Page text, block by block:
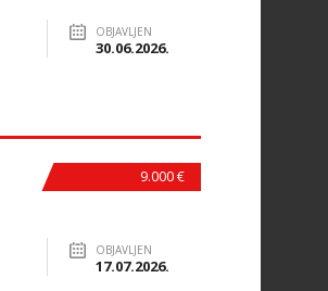
OBJAVLJEN
30.06.2026.
9.000 €
OBJAVLJEN
17.07.2026.